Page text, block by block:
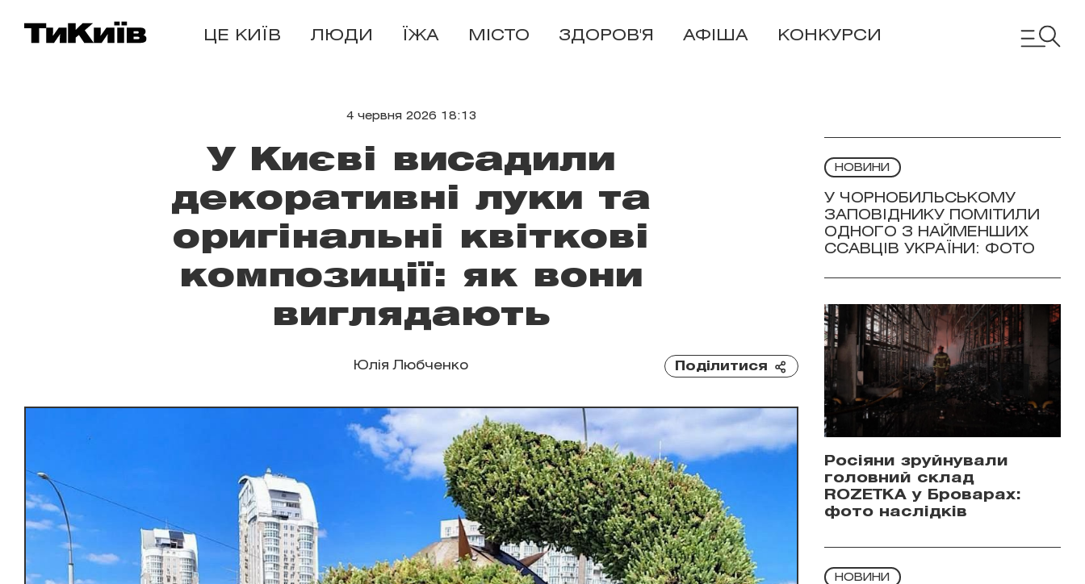
ЦЕ КИЇВ ЛЮДИ ЇЖА МІСТО ЗДОРОВ'Я АФІША КОНКУРСИ
4 червня 2026 18:13
У Києві висадили
декоративні луки та
оригінальні квіткові
композиції: як вони
виглядають
Юлія Любченко Поділитися
НОВИНИ
У ЧОРНОБИЛЬСЬКОМУ
ЗАПОВІДНИКУ ПОМІТИЛИ
ОДНОГО З НАЙМЕНШИХ
ССАВЦІВ УКРАЇНИ: ФОТО
Росіяни зруйнували
головний склад
ROZETKA у Броварах:
фото наслідків
НОВИНИ